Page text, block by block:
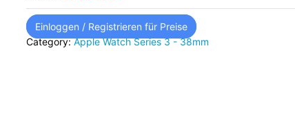
Einloggen / Registrieren für Preise
Category:Apple Watch Series 3 - 38mm